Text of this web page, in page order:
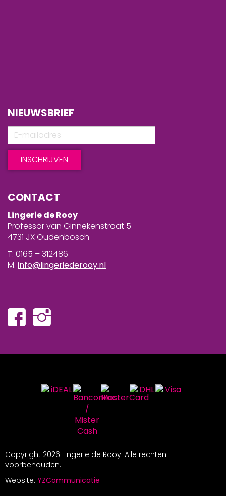
NIEUWSBRIEF
CONTACT
Lingerie de Rooy
Professor van Ginnekenstraat 5
4731 JX Oudenbosch
T: 0165 – 312486
M: info@lingeriederooy.nl
Copyright 2026 Lingerie de Rooy. Alle rechten
voorbehouden.
Website: YZCommunicatie